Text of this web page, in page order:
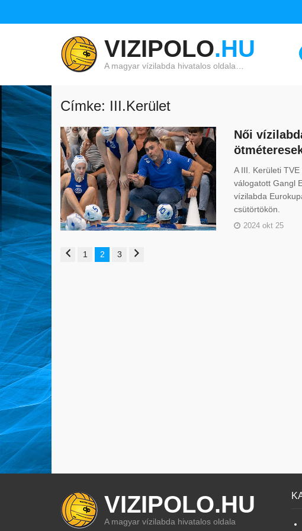
VIZIPOLO.HU
A magyar vízilabda hivatalos oldala…
Címke: III.Kerület
Női
A III. Kerületi
válogatott Gangl
vízilabda
csütörtökön.
2024 okt 25
1 2 3
VIZIPOLO.HU
A magyar vízilabda hivatalos oldala